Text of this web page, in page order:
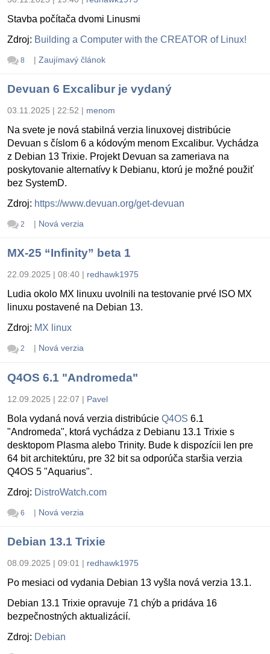
Stavba počítača dvomi Linusmi
Zdroj: Building a Computer with the CREATOR of Linux!
8 | Zaujímavý článok
Devuan 6 Excalibur je vydaný
03.11.2025 | 22:52 | menom
Na svete je nová stabilná verzia linuxovej distribúcie
Devuan s číslom 6 a kódovým menom Excalibur. Vychádza
z Debian 13 Trixie. Projekt Devuan sa zameriava na
poskytovanie alternatívy k Debianu, ktorú je možné použiť
bez SystemD.
Zdroj: https://www.devuan.org/get-devuan
2 | Nová verzia
MX-25 “Infinity” beta 1
22.09.2025 | 08:40 | redhawk1975
Ludia okolo MX linuxu uvolnili na testovanie prvé ISO MX
linuxu postavené na Debian 13.
Zdroj: MX linux
2 | Nová verzia
Q4OS 6.1 "Andromeda"
12.09.2025 | 22:07 | Pavel
Bola vydaná nová verzia distribúcie Q4OS 6.1
"Andromeda", ktorá vychádza z Debianu 13.1 Trixie s
desktopom Plasma alebo Trinity. Bude k dispozícii len pre
64 bit architektúru, pre 32 bit sa odporúča staršia verzia
Q4OS 5 "Aquarius".
Zdroj: DistroWatch.com
6 | Nová verzia
Debian 13.1 Trixie
08.09.2025 | 09:01 | redhawk1975
Po mesiaci od vydania Debian 13 vyšla nová verzia 13.1.
Debian 13.1 Trixie opravuje 71 chýb a pridáva 16
bezpečnostných aktualizácií.
Zdroj: Debian